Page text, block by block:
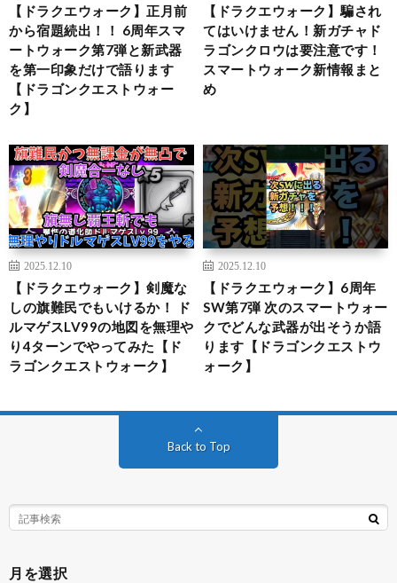
【ドラクエウォーク】正月前
から宿題続出！！ 6周年スマ
ートウォーク第7弾と新武器
を第一印象だけで語ります
【ドラゴンクエストウォー
ク】
【ドラクエウォーク】騙され
てはいけません！新ガチャド
ラゴンクロウは要注意です！
スマートウォーク新情報まと
め
2025.12.10
【ドラクエウォーク】剣魔な
しの旗難民でもいけるか！ ド
ルマゲスLV99の地図を無理や
り4ターンでやってみた【ド
ラゴンクエストウォーク】
2025.12.10
【ドラクエウォーク】6周年
SW第7弾 次のスマートウォー
クでどんな武器が出そうか語
ります【ドラゴンクエストウ
ォーク】
Back to Top
月を選択